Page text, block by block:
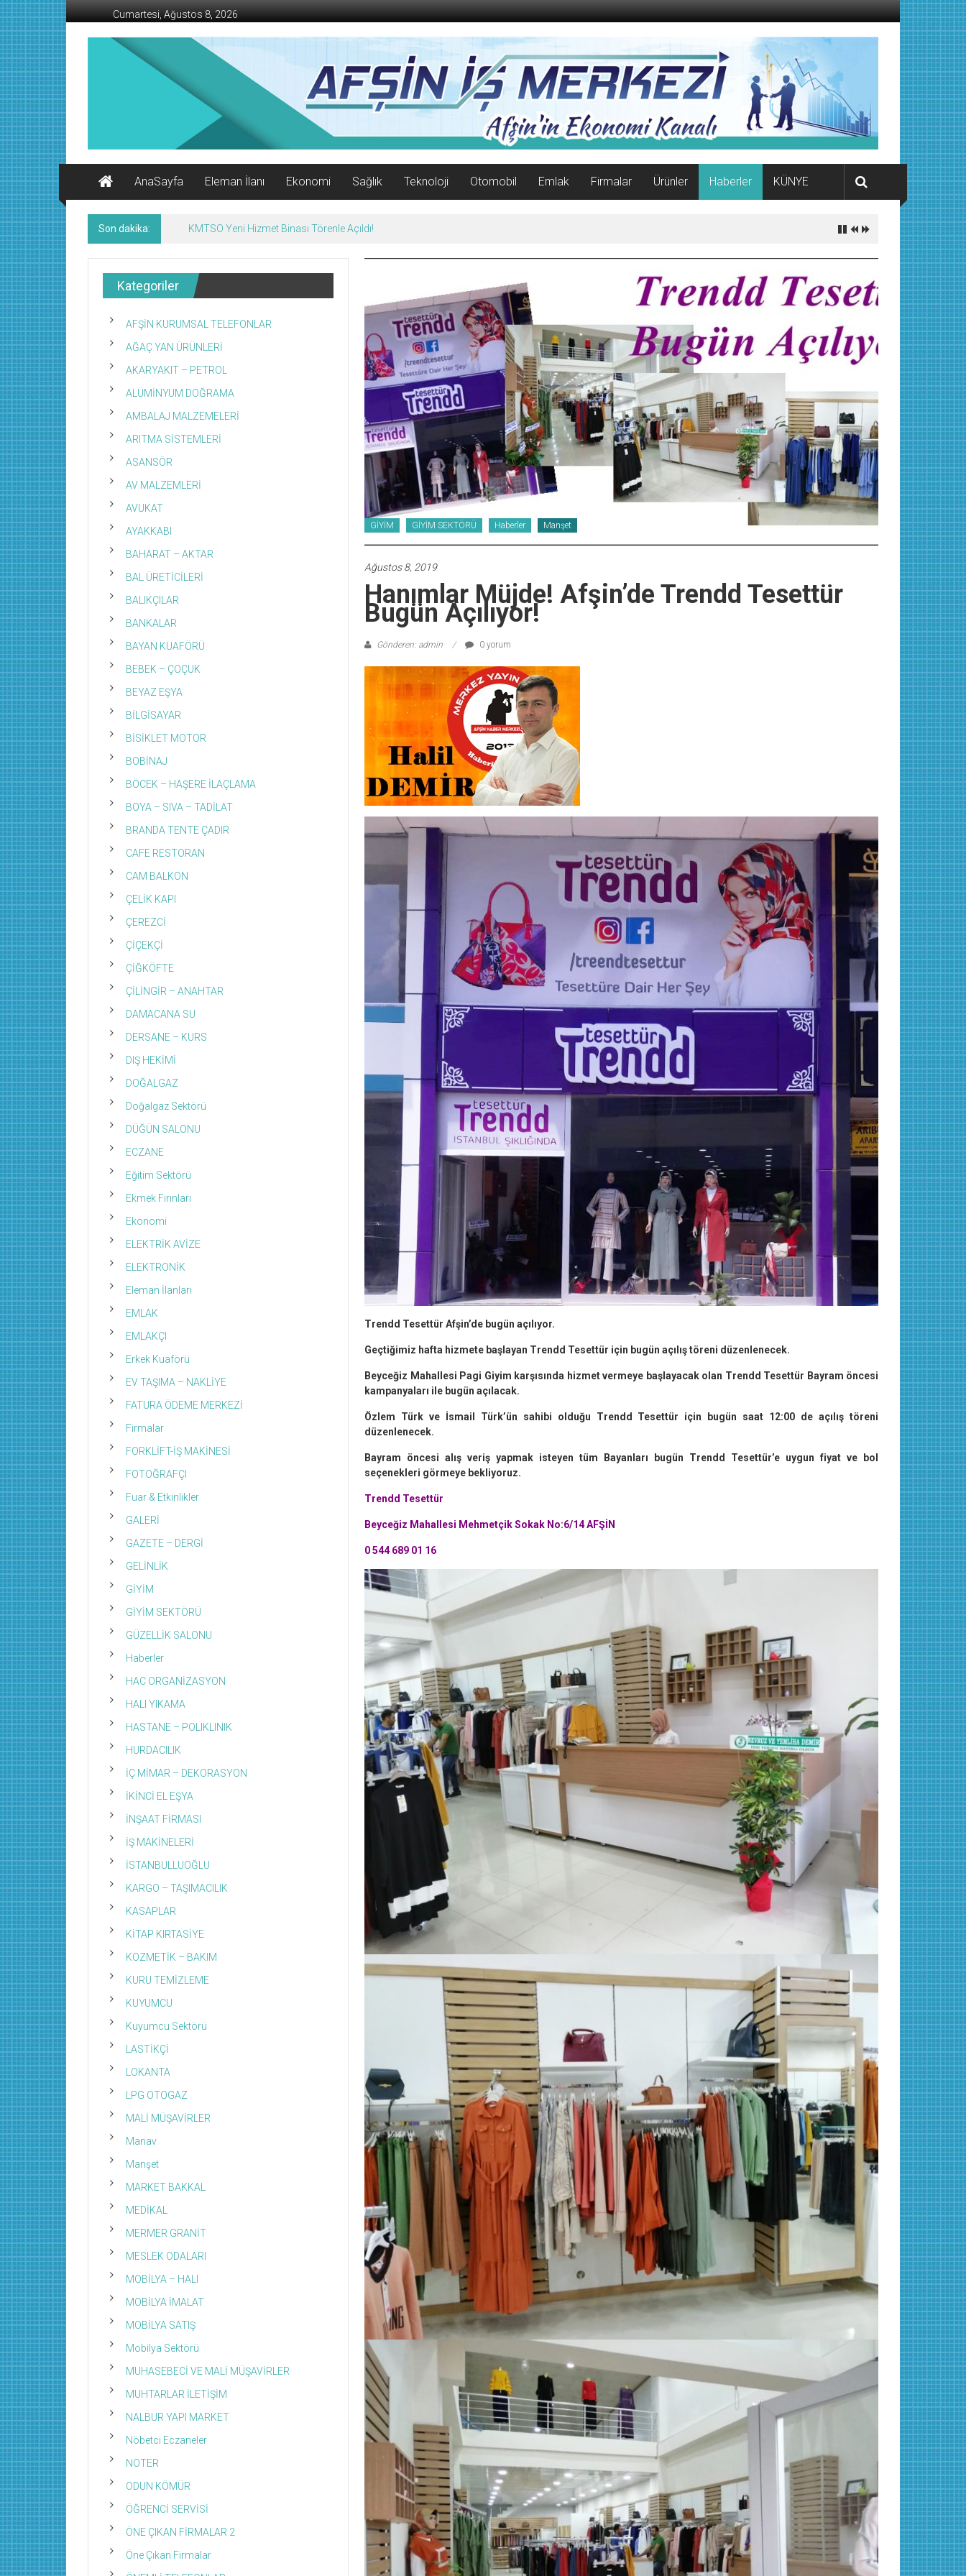
İçeriğe
geç
Cumartesi, Ağustos 8, 2026
AFŞİN
Ekonomi
Kanalı
AnaSayfa
Eleman İlanı Ekonomi Sağlık Teknoloji Otomobil Emlak Firmalar Ürünler Haberler KÜNYE
Son dakika: Afşin’de Nöbetçi Eczaneler/07 Ağustos 2026 Cuma
GİYİM GİYİM SEKTÖRÜ Haberler Manşet
Ağustos 8, 2019
Hanımlar Müjde! Afşin’de Trendd Tesettür
Bugün Açılıyor!
Gönderen: admin 0 yorum
Trendd Tesettür Afşin’de bugün açılıyor.
Geçtiğimiz hafta hizmete başlayan Trendd Tesettür için bugün açılış töreni düzenlenecek.
Beyceğiz Mahallesi Pagi Giyim karşısında hizmet vermeye başlayacak olan Trendd Tesettür Bayram öncesi
kampanyaları ile bugün açılacak.
Özlem Türk ve İsmail Türk’ün sahibi olduğu Trendd Tesettür için bugün saat 12:00 de açılış töreni
düzenlenecek.
Bayram öncesi alış veriş yapmak isteyen tüm Bayanları bugün Trendd Tesettür’e uygun fiyat ve bol
seçenekleri görmeye bekliyoruz.
Trendd Tesettür
Beyceğiz Mahallesi Mehmetçik Sokak No:6/14 AFŞİN
0 544 689 01 16
Kategoriler
AFŞİN KURUMSAL TELEFONLAR
AĞAÇ YAN ÜRÜNLERİ
AKARYAKIT – PETROL
ALÜMİNYUM DOĞRAMA
AMBALAJ MALZEMELERİ
ARITMA SİSTEMLERİ
ASANSÖR
AV MALZEMLERİ
AVUKAT
AYAKKABI
BAHARAT – AKTAR
BAL ÜRETİCİLERİ
BALIKÇILAR
BANKALAR
BAYAN KUAFÖRÜ
BEBEK – ÇOÇUK
BEYAZ EŞYA
BİLGİSAYAR
BİSİKLET MOTOR
BOBİNAJ
BÖCEK – HAŞERE İLAÇLAMA
BOYA – SIVA – TADİLAT
BRANDA TENTE ÇADIR
CAFE RESTORAN
CAM BALKON
ÇELİK KAPI
ÇEREZCİ
ÇİÇEKÇİ
ÇİĞKÖFTE
ÇİLİNGİR – ANAHTAR
DAMACANA SU
DERSANE – KURS
DIŞ HEKİMİ
DOĞALGAZ
Doğalgaz Sektörü
DÜĞÜN SALONU
ECZANE
Eğitim Sektörü
Ekmek Fırınları
Ekonomi
ELEKTRİK AVİZE
ELEKTRONİK
Eleman İlanları
EMLAK
EMLAKÇI
Erkek Kuaförü
EV TAŞIMA – NAKLİYE
FATURA ÖDEME MERKEZİ
Firmalar
FORKLİFT-İŞ MAKİNESİ
FOTOĞRAFÇI
Fuar & Etkinlikler
GALERİ
GAZETE – DERGİ
GELİNLİK
GİYİM
GİYİM SEKTÖRÜ
GÜZELLİK SALONU
Haberler
HAC ORGANİZASYON
HALI YIKAMA
HASTANE – POLIKLINIK
HURDACILIK
İÇ MİMAR – DEKORASYON
İKİNCİ EL EŞYA
İNŞAAT FİRMASI
İŞ MAKİNELERİ
İSTANBULLUOĞLU
KARGO – TAŞIMACILIK
KASAPLAR
KİTAP KIRTASİYE
KOZMETİK – BAKIM
KURU TEMİZLEME
KUYUMCU
Kuyumcu Sektörü
LASTİKÇİ
LOKANTA
LPG OTOGAZ
MALİ MÜŞAVİRLER
Manav
Manşet
MARKET BAKKAL
MEDİKAL
MERMER GRANİT
MESLEK ODALARI
MOBİLYA – HALI
MOBİLYA İMALAT
MOBİLYA SATIŞ
Mobilya Sektörü
MUHASEBECİ VE MALİ MÜŞAVİRLER
MUHTARLAR İLETİŞİM
NALBUR YAPI MARKET
Nöbetci Eczaneler
NOTER
ODUN KÖMÜR
ÖĞRENCİ SERVİSİ
ÖNE ÇIKAN FİRMALAR 2
Öne Çıkan Firmalar